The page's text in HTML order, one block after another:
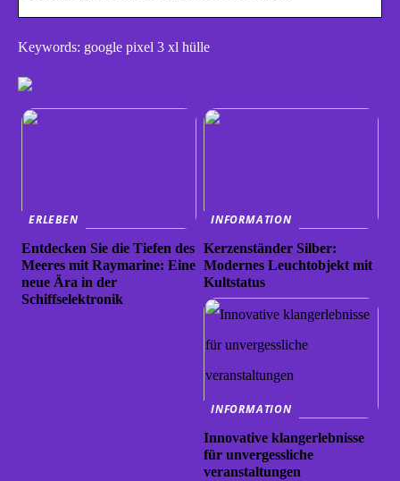
Keywords: google pixel 3 xl hülle
ERLEBEN
Entdecken Sie die Tiefen des
Meeres mit Raymarine: Eine
neue Ära in der
Schiffselektronik
INFORMATION
Kerzenständer Silber:
Modernes Leuchtobjekt mit
Kultstatus
INFORMATION
Innovative klangerlebnisse
für unvergessliche
veranstaltungen